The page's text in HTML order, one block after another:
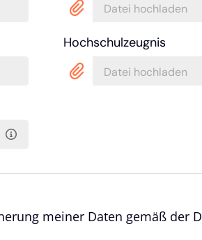
Datei hochladen
Hochschulzeugnis
Datei hochladen
meiner Daten gemäß der